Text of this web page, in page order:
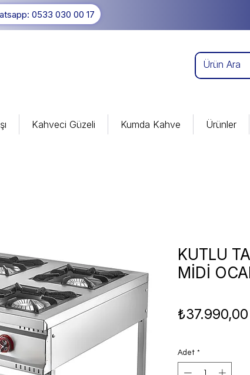
0533 030 00 17
Kahveci Güzeli Kumda Kahve Ürünler
KUTLU
MİDİ
₺37.990,00
Adet *